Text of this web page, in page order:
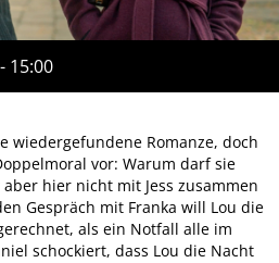
15:00
wiedergefundene Romanze, doch
vor: Warum darf sie
hier nicht mit Jess zusammen
Gespräch mit Franka will Lou die
als ein Notfall alle im
schockiert, dass Lou die Nacht